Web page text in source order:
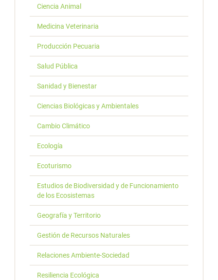
Ciencia Animal
Medicina Veterinaria
Producción Pecuaria
Salud Pública
Sanidad y Bienestar
Ciencias Biológicas y Ambientales
Cambio Climático
Ecología
Ecoturismo
Estudios de Biodiversidad y de Funcionamiento
de los Ecosistemas
Geografía y Territorio
Gestión de Recursos Naturales
Relaciones Ambiente-Sociedad
Resiliencia Ecológica